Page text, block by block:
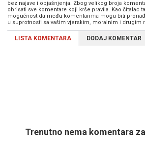
bez najave i objašnjenja. Zbog velikog broja
obrisati sve komentare koji krše pravila. Kao čitalac
mogućnost da među komentarima mogu biti
u suprotnosti sa vašim vjerskim, moralnim i drugim
LISTA KOMENTARA DODAJ KOMENTAR
Trenutno nema komentara